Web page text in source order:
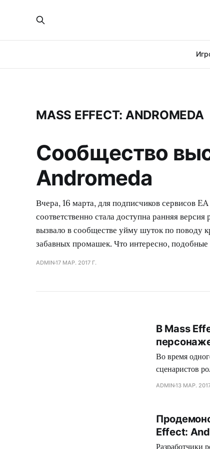
MASS EFFECT: ANDROMEDA
Сообщество
Andromeda
Вчера, 16 марта, для подписчиков сервисов
соответственно стала доступна ранняя
вызвало в сообществе уйму шуток по поводу
забавных промашек. Что интересно,
ADMIN17 МАР. 2017 Г.
В Mass
Во время
сценаристов
прописать
ADMIN13 МАР.
Effect:
Разработчики